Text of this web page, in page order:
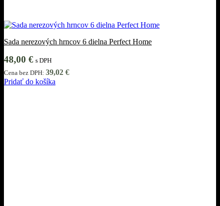
Sada nerezových hrncov 6 dielna Perfect Home
48,00 € s DPH
Cena bez DPH: 39,02 €
Pridať do košíka